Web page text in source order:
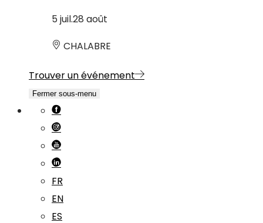
5 juil.28 août
CHALABRE
Trouver un événement
Fermer sous-menu
FR
EN
ES